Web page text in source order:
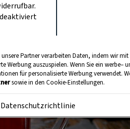
Partner verarbeiten Daten, indem wir
Werbung auszuspielen. Wenn Sie ein werbe–
für personalisierte Werbung verwendet.
sowie in den Cookie-Einstellungen.
Datenschutzrichtlinie